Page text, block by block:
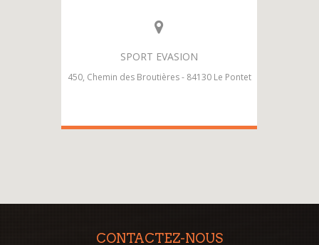
SPORT EVASION
450, Chemin des Broutières - 84130 Le Pontet
CONTACTEZ-NOUS